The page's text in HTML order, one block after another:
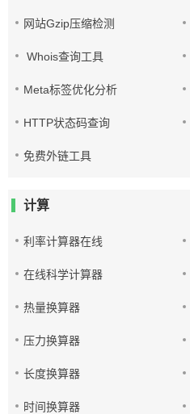
网站Gzip压缩检测
Whois查询工具
Meta标签优化分析
HTTP状态码查询
免费外链工具
计算
利率计算器在线
在线科学计算器
热量换算器
压力换算器
长度换算器
时间换算器